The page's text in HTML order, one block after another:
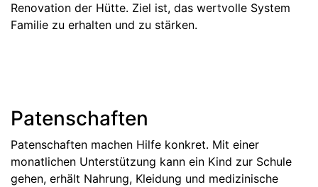
Renovation der Hütte. Ziel ist, das wertvolle System
Familie zu erhalten und zu stärken.
Patenschaften
Patenschaften machen Hilfe konkret. Mit einer
monatlichen Unterstützung kann ein Kind zur Schule
gehen, erhält Nahrung, Kleidung und medizinische